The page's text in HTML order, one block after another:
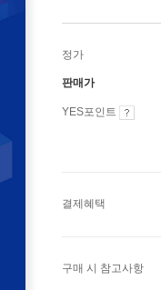
정가
판매가
YES포인트
결제혜택
구매 시 참고사항